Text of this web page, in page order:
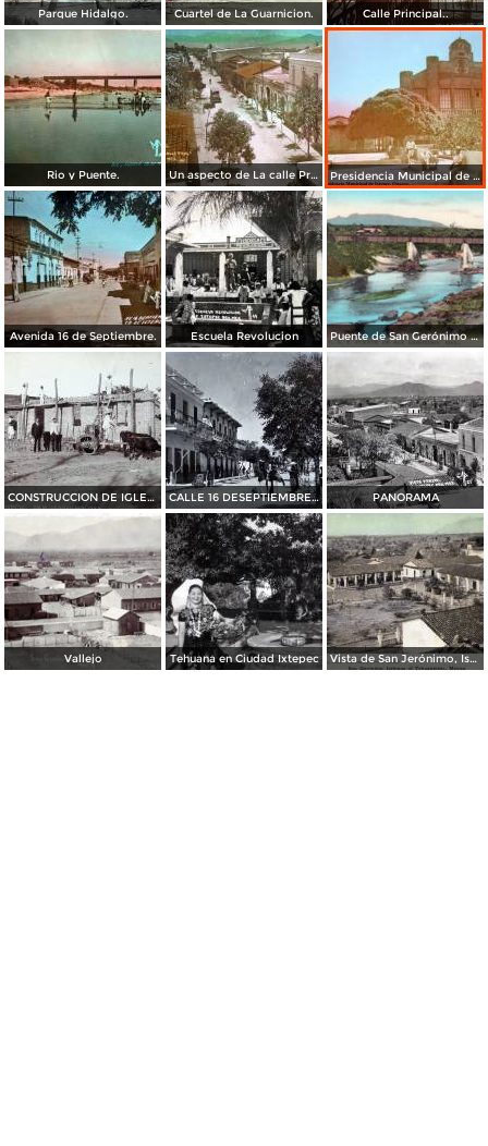
Parque Hidalgo. Cuartel de La Guarnicion. Calle Principal..
Rio y Puente. Un aspecto de La calle Prol. Presidencia Municipal de Ixtepec, Oaxaca.
Avenida 16 de Septiembre. Escuela Revolucion Puente de San Gerónimo del Ferrocarril Nacional de Tehuantepec
CONSTRUCCION DE IGLESIA CALLE 16 DESEPTIEMBRE PANORAMA PANORAMA
Vallejo Tehuana en Ciudad Ixtepec Vista de San Jerónimo, Istmo de Tehuantepec